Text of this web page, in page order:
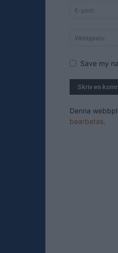
Save my
Denna
bearbetas.